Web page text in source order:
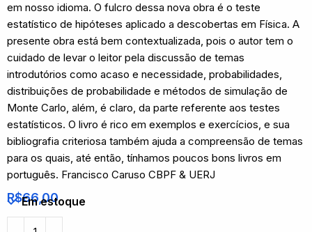
em nosso idioma. O fulcro dessa nova obra é o teste
estatístico de hipóteses aplicado a descobertas em Física. A
presente obra está bem contextualizada, pois o autor tem o
cuidado de levar o leitor pela discussão de temas
introdutórios como acaso e necessidade, probabilidades,
distribuições de probabilidade e métodos de simulação de
Monte Carlo, além, é claro, da parte referente aos testes
estatísticos. O livro é rico em exemplos e exercícios, e sua
bibliografia criteriosa também ajuda a compreensão de temas
para os quais, até então, tínhamos poucos bons livros em
português. Francisco Caruso CBPF & UERJ
R$66,00
Em estoque